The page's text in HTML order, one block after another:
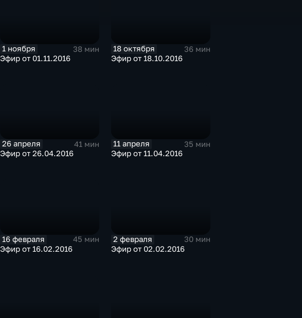
1 ноября
38 мин
Эфир от 01.11.2016
18 октября
36 мин
Эфир от 18.10.2016
26 апреля
41 мин
Эфир от 26.04.2016
11 апреля
35 мин
Эфир от 11.04.2016
16 февраля
45 мин
Эфир от 16.02.2016
2 февраля
30 мин
Эфир от 02.02.2016